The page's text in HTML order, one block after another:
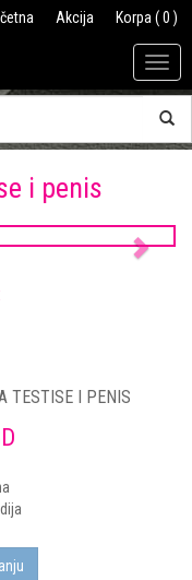
Akcija Korpa ( 0 )
i penis
Next
TESTISE I PENIS